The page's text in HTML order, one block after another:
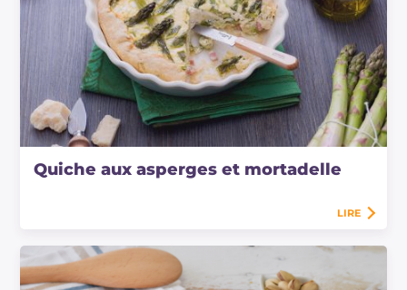
Quiche aux asperges et mortadelle
LIRE